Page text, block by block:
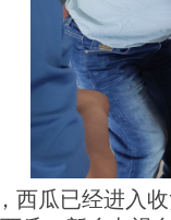
瓜已经进入收